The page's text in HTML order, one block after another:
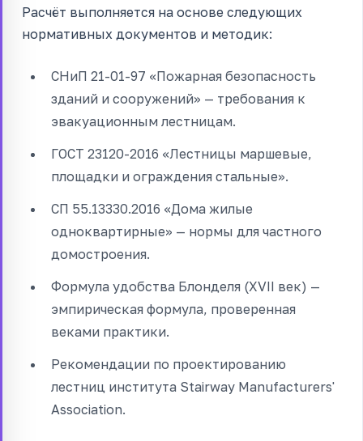
Расчёт выполняется на основе следующих
нормативных документов и методик:
СНиП 21-01-97 «Пожарная безопасность
зданий и сооружений» — требования к
эвакуационным лестницам.
ГОСТ 23120-2016 «Лестницы маршевые,
площадки и ограждения стальные».
СП 55.13330.2016 «Дома жилые
одноквартирные» — нормы для частного
домостроения.
Формула удобства Блонделя (XVII век) —
эмпирическая формула, проверенная
веками практики.
Рекомендации по проектированию
лестниц института Stairway Manufacturers'
Association.